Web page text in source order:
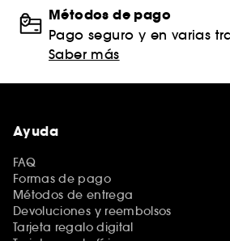
Métodos de pago
Pago seguro y en varias
Saber más
Ayuda
FAQ
Formas de pago
Métodos de entrega
Devoluciones y reembolsos
Tarjeta regalo digital